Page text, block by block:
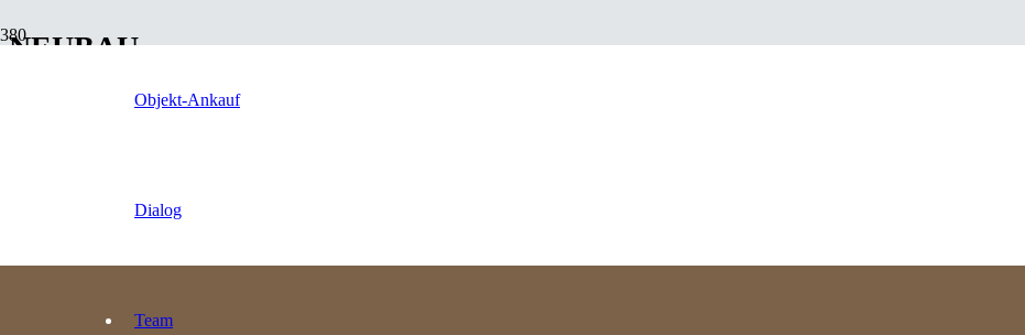
Objekt-Ankauf
Dialog
Team
NEUBAU
6 DOPPELHAUSHÄLFTEN
2 2
Grundstücksfläche alle Parzellen: ca. 1.981 m²